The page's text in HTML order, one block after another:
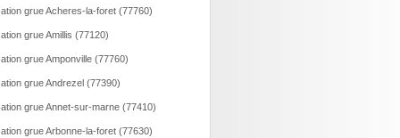
grue Acheres-la-foret (77760)
grue Amillis (77120)
grue Amponville (77760)
grue Andrezel (77390)
grue Annet-sur-marne (77410)
grue Arbonne-la-foret (77630)